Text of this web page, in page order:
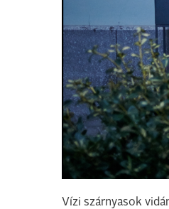
Vízi szárnyasok